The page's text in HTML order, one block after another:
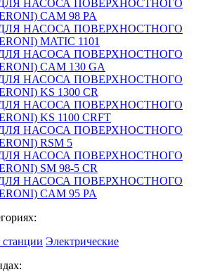
НАСОСА ПОВЕРХНОСТНОГО
CAM 98 PA
НАСОСА ПОВЕРХНОСТНОГО
MATIC 1101
НАСОСА ПОВЕРХНОСТНОГО
CAM 130 GA
НАСОСА ПОВЕРХНОСТНОГО
KS 1300 CR
НАСОСА ПОВЕРХНОСТНОГО
KS 1100 CRFT
НАСОСА ПОВЕРХНОСТНОГО
RSM 5
НАСОСА ПОВЕРХНОСТНОГО
SM 98-5 CR
НАСОСА ПОВЕРХНОСТНОГО
CAM 95 PA
Электрические